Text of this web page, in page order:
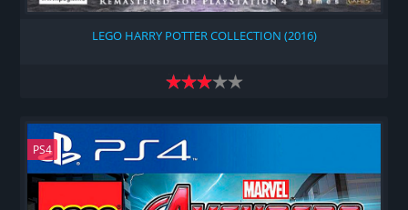
LEGO HARRY POTTER COLLECTION (2016)
PS4